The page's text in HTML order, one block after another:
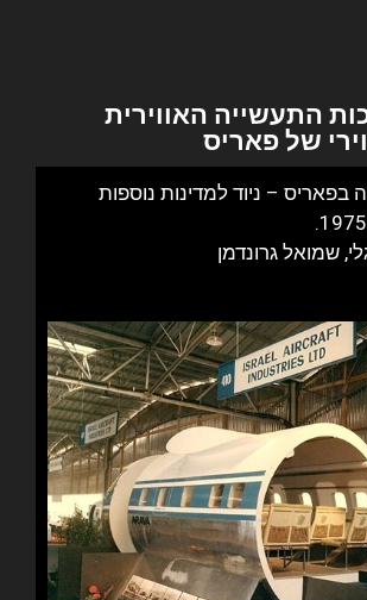
התעשייה האווירית
של פאריס
– ניוד למדינות נוספות
שמואל גרונדמן